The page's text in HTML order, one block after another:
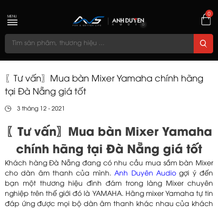
0
MENU
〖Tư vấn〗Mua bàn Mixer Yamaha chính hãng
tại Đà Nẵng giá tốt
3 tháng 12 - 2021
〖Tư vấn〗Mua bàn Mixer Yamaha
chính hãng tại Đà Nẵng giá tốt
Khách hàng Đà Nẵng đang có nhu cầu mua sắm bàn Mixer
cho dàn âm thanh của mình.Anh Duyên Audiogợi ý đến
bạn một thương hiệu đình đám trong làng Mixer chuyên
nghiệp trên thế giới đó là YAMAHA. Hãng mixer Yamaha tự tin
đáp ứng được mọi bộ dàn âm thanh khác nhau của khách